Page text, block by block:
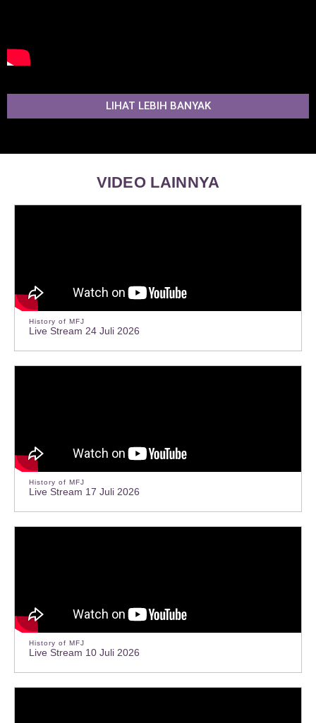
LIHAT LEBIH BANYAK
VIDEO LAINNYA
History of MFJ
Live Stream 24 Juli 2026
History of MFJ
Live Stream 17 Juli 2026
History of MFJ
Live Stream 10 Juli 2026